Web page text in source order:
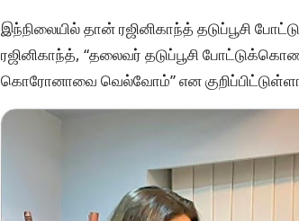
இந்நிலையில் தான் ரஜினிகாந்த் தடுப்பூசி
ரஜினிகாந்த், “தலைவர் தடுப்பூசி
கொரோனாவை வெல்வோம்” என